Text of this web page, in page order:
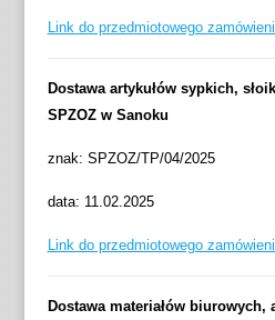
Link do przedmiotowego
Dostawa artykułów sypkich,
SPZOZ w Sanoku
znak: SPZOZ/TP/04/2025
data: 11.02.2025
Link do przedmiotowego
Dostawa materiałów biurowych,